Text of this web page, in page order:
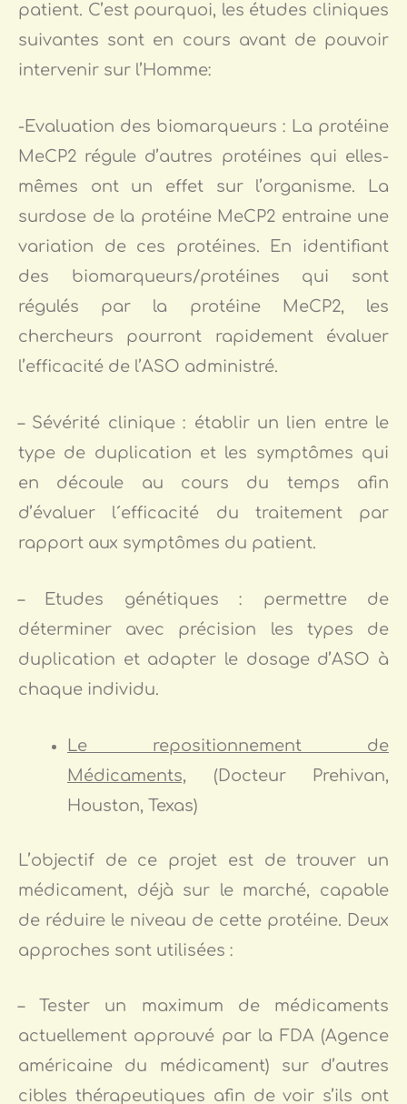
patient. C’est pourquoi, les études cliniques
suivantes sont en cours avant de pouvoir
intervenir sur l’Homme:
-Evaluation des biomarqueurs : La protéine
MeCP2 régule d’autres protéines qui elles-
mêmes ont un effet sur l’organisme. La
surdose de la protéine MeCP2 entraine une
variation de ces protéines. En identifiant
des biomarqueurs/protéines qui sont
régulés par la protéine MeCP2, les
chercheurs pourront rapidement évaluer
l’efficacité de l’ASO administré.
– Sévérité clinique : établir un lien entre le
type de duplication et les symptômes qui
en découle au cours du temps afin
d’évaluer l´efficacité du traitement par
rapport aux symptômes du patient.
– Etudes génétiques : permettre de
déterminer avec précision les types de
duplication et adapter le dosage d’ASO à
chaque individu.
Le repositionnement de
Médicaments, (Docteur Prehivan,
Houston, Texas)
L’objectif de ce projet est de trouver un
médicament, déjà sur le marché, capable
de réduire le niveau de cette protéine. Deux
approches sont utilisées :
– Tester un maximum de médicaments
actuellement approuvé par la FDA (Agence
américaine du médicament) sur d’autres
cibles thérapeutiques afin de voir s’ils ont